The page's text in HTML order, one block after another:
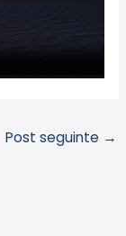
Post seguinte →